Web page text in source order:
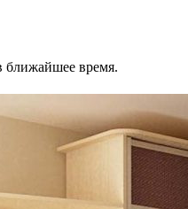
ближайшее время.